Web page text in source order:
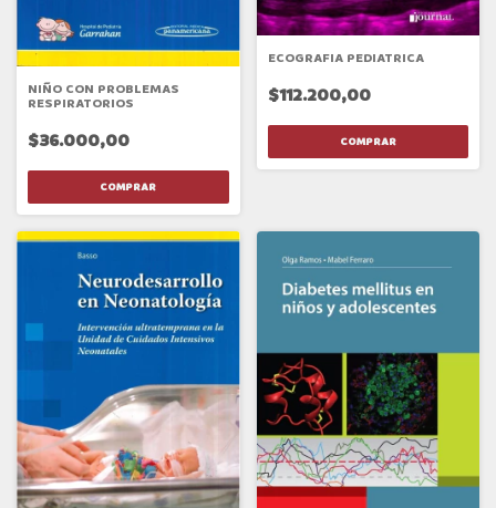
NIÑO CON PROBLEMAS
RESPIRATORIOS
$36.000,00
ECOGRAFIA PEDIATRICA
$112.200,00